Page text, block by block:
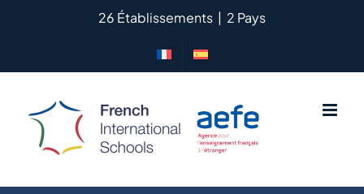
26 Établissements | 2 Pays